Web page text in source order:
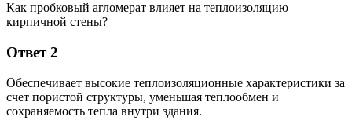
Как пробковый агломерат влияет на теплоизоляцию
кирпичной стены?
Ответ 2
Обеспечивает высокие теплоизоляционные характеристики за
счет пористой структуры, уменьшая теплообмен и
сохраняемость тепла внутри здания.